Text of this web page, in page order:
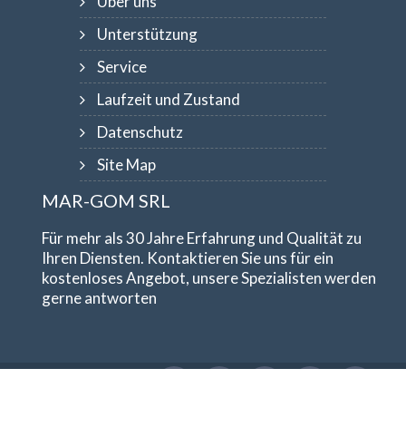
Unterstützung
Service
Laufzeit und Zustand
Datenschutz
Site Map
MAR-GOM SRL
Für mehr als 30 Jahre Erfahrung und Qualität zu
Ihren Diensten. Kontaktieren Sie uns für ein
kostenloses Angebot, unsere Spezialisten werden
gerne antworten